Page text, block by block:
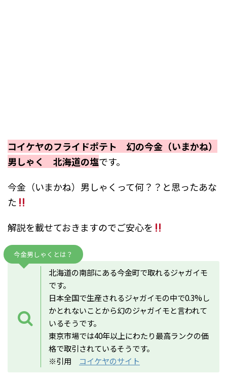
コイケヤのフライドポテト 幻の今金（いまかね）
男しゃく 北海道の塩です。
今金（いまかね）男しゃくって何？？と思ったあな
た
解説を載せておきますのでご安心を
今金男しゃくとは？
北海道の南部にある今金町で取れるジャガイモ
です。
日本全国で生産されるジャガイモの中で0.3%し
かとれないことから幻のジャガイモと言われて
いるそうです。
東京市場では40年以上にわたり最高ランクの価
格で取引されているそうです。
※引用 コイケヤのサイト